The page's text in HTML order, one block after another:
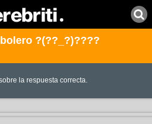
?(??_?)????
la respuesta correcta.